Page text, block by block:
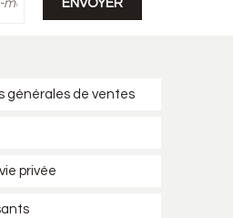
générales de ventes
privée